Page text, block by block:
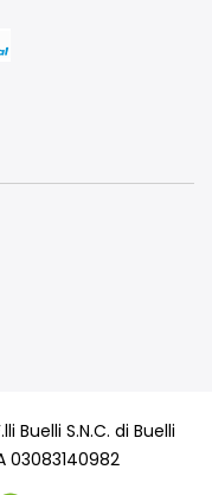
Buelli S.N.C. di Buelli
03083140982